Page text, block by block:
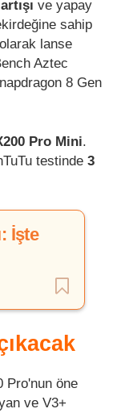
ve yapay
sahip
olarak lanse
Aztec
8 Gen
Pro Mini.
testinde 3
İşte
Pro'nun öne
ve V3+